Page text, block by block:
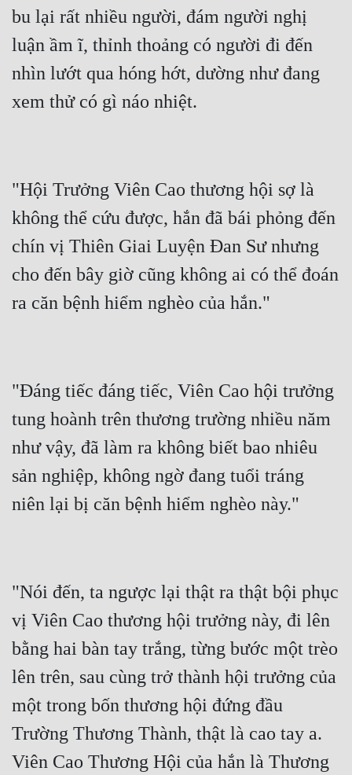
bu lại rất nhiều người, đám người nghị
luận ầm ĩ, thỉnh thoảng có người đi đến
nhìn lướt qua hóng hớt, dường như đang
"Hội Trưởng Viên Cao thương hội sợ là
không thể cứu được, hắn đã bái phỏng đến
chín vị Thiên Giai Luyện Đan Sư nhưng
cho đến bây giờ cũng không ai có thể đoán
"Đáng tiếc đáng tiếc, Viên Cao hội trưởng
tung hoành trên thương trường nhiều năm
như vậy, đã làm ra không biết bao nhiêu
sản nghiệp, không ngờ đang tuổi tráng
"Nói đến, ta ngược lại thật ra thật bội phục
vị Viên Cao thương hội trưởng này, đi lên
bằng hai bàn tay trắng, từng bước một trèo
lên trên, sau cùng trở thành hội trưởng của
một trong bốn thương hội đứng đầu
Trường Thương Thành, thật là cao tay a.
Viên Cao Thương Hội của hắn là Thương